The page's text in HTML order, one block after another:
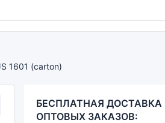
1601 (carton)
БЕСПЛАТНАЯ ДОСТАВКА
ОПТОВЫХ ЗАКАЗОВ: